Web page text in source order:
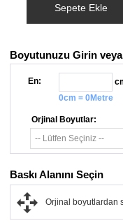
Sepete Ekle
Boyutunuzu Girin
En:
0cm = 0Metre
Orjinal Boyutlar:
Baskı Alanını Seçin
Orjinal boyutlardan